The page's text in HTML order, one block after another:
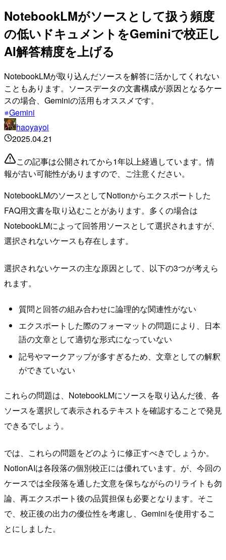
NotebookLMがソースとして扱う頻度
の低いドキュメントをGeminiで校正し
AI解答精度を上げる
NotebookLMが取り込んだソースを解答に活かしてくれない
こともあります。ソースデータの文書構成が原因となるケー
スの場合、Geminiの活用もオススメです。
Gemini
haoyayoi
2025.04.21
この記事は公開されてから1年以上経過しています。情
報が古い可能性がありますので、ご注意ください。
NotebookLMのソースとしてNotionからエクスポートした
FAQ用文書を取り込むことがあります。多くの場合は
NotebookLMによって回答用ソースとして選択されますが、
選択されないケースも存在します。
選択されないケースの主な原因として、以下の3つが考えら
れます。
質問と回答の組み合わせに論理的な関連性がない
エクスポートした際のフォーマットの問題により、日本
語の文章として適切な形式になっていない
記号やマークアップが多すぎるため、文章としての解釈
ができていない
これらの問題は、NotebookLMにソースを取り込んだ後、各
ソースを選択して表示されるテキストを確認することで発見
できるでしょう。
では、これらの問題をどのように修正すべきでしょうか。
NotionAIは各段落の個別校正には優れています。が、今回の
ケースでは全段落を通した文意を保ちながらのリライトも勿
論、再エクスポート後の品質担保も必要となります。そこ
で、校正後の出力の優位性を考慮し、Geminiを使用するこ
とにしました。